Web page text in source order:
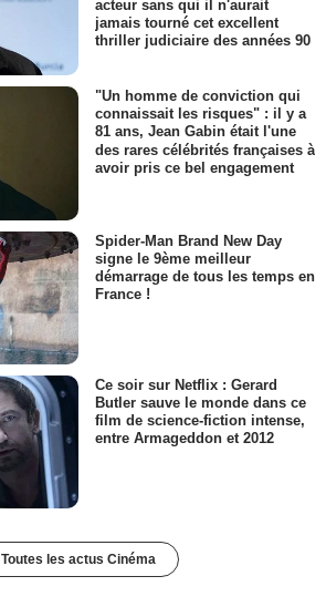
acteur sans qui il n'aurait
jamais tourné cet excellent
thriller judiciaire des années 90
"Un homme de conviction qui
connaissait les risques" : il y a
81 ans, Jean Gabin était l'une
des rares célébrités françaises à
avoir pris ce bel engagement
Spider-Man Brand New Day
signe le 9ème meilleur
démarrage de tous les temps en
France !
Ce soir sur Netflix : Gerard
Butler sauve le monde dans ce
film de science-fiction intense,
entre Armageddon et 2012
Toutes les actus Cinéma